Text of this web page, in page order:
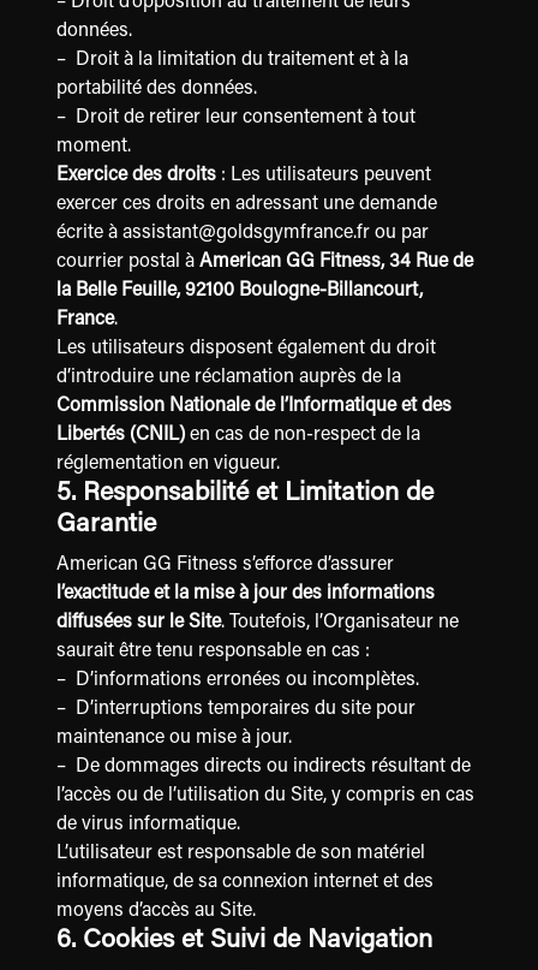
données.
– Droit à la limitation du traitement et à la
portabilité des données.
– Droit de retirer leur consentement à tout
moment.
Exercice des droits : Les utilisateurs peuvent
exercer ces droits en adressant une demande
écrite àassistant@goldsgymfrance.fr ou par
courrier postal àAmerican GG Fitness, 34 Rue de
la Belle Feuille, 92100 Boulogne-Billancourt,
France.
Les utilisateurs disposent également du droit
d’introduire une réclamation auprès de la
Commission Nationale de l’Informatique et des
Libertés (CNIL) en cas de non-respect de la
réglementation en vigueur.
5. Responsabilité et Limitation de
Garantie
American GG Fitness s’efforce d’assurer
l’exactitude et la mise à jour des informations
diffusées sur le Site. Toutefois, l’Organisateur ne
saurait être tenu responsable en cas :
– D’informations erronées ou incomplètes.
– D’interruptions temporaires du site pour
maintenance ou mise à jour.
– De dommages directs ou indirects résultant de
l’accès ou de l’utilisation du Site, y compris en cas
de virus informatique.
L’utilisateur est responsable de son matériel
informatique, de sa connexion internet et des
moyens d’accès au Site.
6. Cookies et Suivi de Navigation